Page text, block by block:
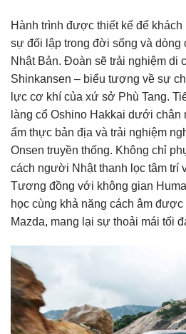
Hành trình được thiết kế để khách
sự đối lập trong đời sống và dòng
Nhật Bản. Đoàn sẽ trải nghiệm di
Shinkansen – biểu tượng về sự
lực cơ khí của xứ sở Phù Tang.
làng cổ Oshino Hakkai dưới
ẩm thực bản địa và trải nghiệm
Onsen truyền thống. Không chỉ
cách người Nhật thanh lọc tâm trí
Tương đồng với không gian
học cùng khả năng cách âm
Mazda, mang lại sự thoải mái tối